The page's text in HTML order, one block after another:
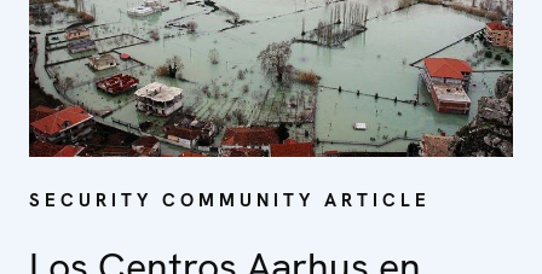
SECURITY COMMUNITY ARTICLE